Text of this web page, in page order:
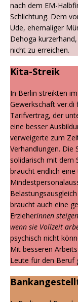
nach dem EM-
Schlichtung. Dem
Ude, ehemaliger
Dehoga
nicht zu erreichen.
Kita-Streik
In Berlin streikten
Gewerkschaft
Tarifvertrag, der
eine besser
verweigerte zum
Verhandlungen. Die
solidarisch mit dem
braucht endlich eine
braucht auch eine
Erzieherinnen
wenn sie Vollzeit
psychisch nicht
Mit besseren
Leute für den Beruf